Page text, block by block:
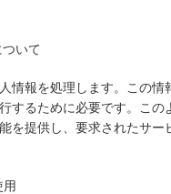
いて
情報を処理します。この情
するために必要です。この
を提供し、要求されたサー
用